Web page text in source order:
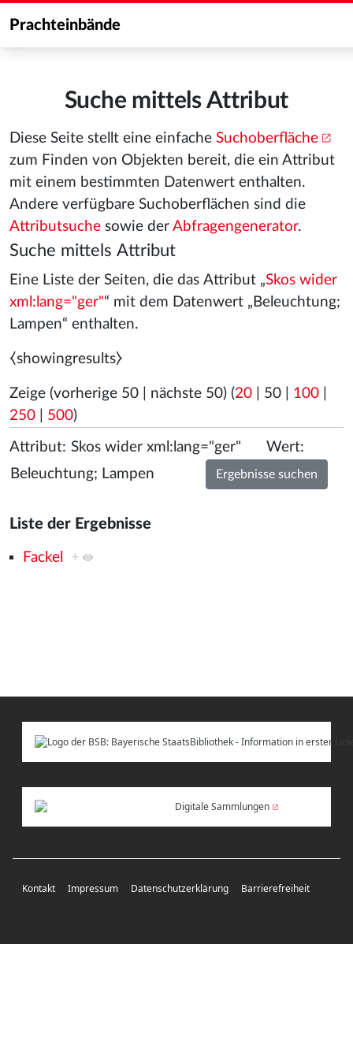
Prachteinbände
Suche mittels Attribut
Diese Seite stellt eine einfache Suchoberfläche
zum Finden von Objekten bereit, die ein Attribut
mit einem bestimmten Datenwert enthalten.
Andere verfügbare Suchoberflächen sind die
Attributsuche sowie der Abfragengenerator.
Suche mittels Attribut
Eine Liste der Seiten, die das Attribut „Skos wider
xml:lang="ger"“ mit dem Datenwert „Beleuchtung;
Lampen“ enthalten.
⧼showingresults⧽
Zeige (vorherige 50 nächste 50) (20 50 100
250
500)
Attribut: Wert:
Liste der Ergebnisse
Fackel +
Digitale Sammlungen
Kontakt Impressum Datenschutzerklärung Barrierefreiheit